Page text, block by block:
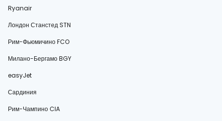
Ryanair
Лондон Станстед STN
Рим-Фьюмичино FCO
Милано-Бергамо BGY
easyJet
Сардиния
Рим-Чампино CIA